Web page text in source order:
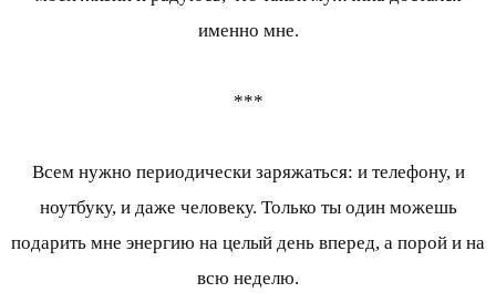
именно мне.
***
Всем нужно периодически заряжаться: и телефону, и
ноутбуку, и даже человеку. Только ты один можешь
подарить мне энергию на целый день вперед, а порой и на
всю неделю.